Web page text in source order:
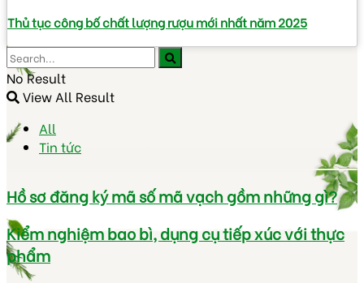
Thủ tục công bố chất lượng rượu mới nhất năm 2025
No Result
View All Result
All
Tin tức
Hồ sơ đăng ký mã số mã vạch gồm những gì?
Kiểm nghiệm bao bì, dụng cụ tiếp xúc với thực
phẩm